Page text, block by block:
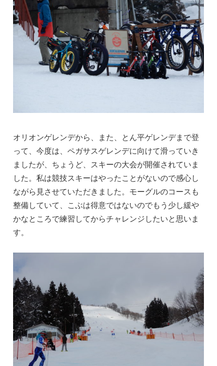
オリオンゲレンデから、また、とん平ゲレンデまで登
って、今度は、ペガサスゲレンデに向けて滑っていき
ましたが、ちょうど、スキーの大会が開催されていま
した。私は競技スキーはやったことがないので感心し
ながら見させていただきました。モーグルのコースも
整備していて、こぶは得意ではないのでもう少し緩や
かなところで練習してからチャレンジしたいと思いま
す。